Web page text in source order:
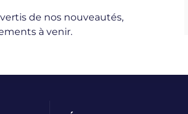
de nos nouveautés,
à venir.